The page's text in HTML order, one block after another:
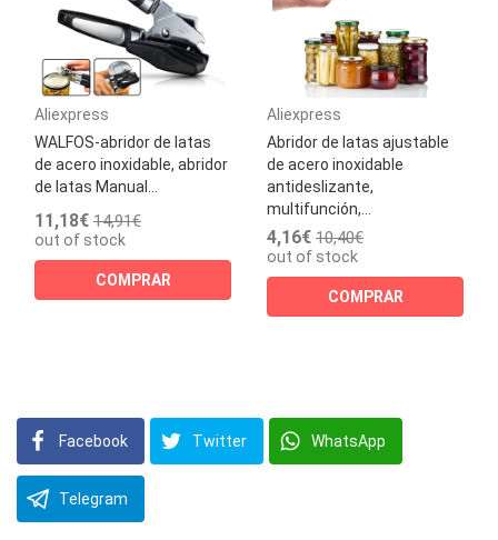
Aliexpress
WALFOS-abridor de latas
de acero inoxidable, abridor
de latas Manual...
11,18€ 14,91€
out of stock
COMPRAR
Aliexpress
Abridor de latas ajustable
de acero inoxidable
antideslizante,
multifunción,...
4,16€ 10,40€
out of stock
COMPRAR
Facebook Twitter WhatsApp
Telegram